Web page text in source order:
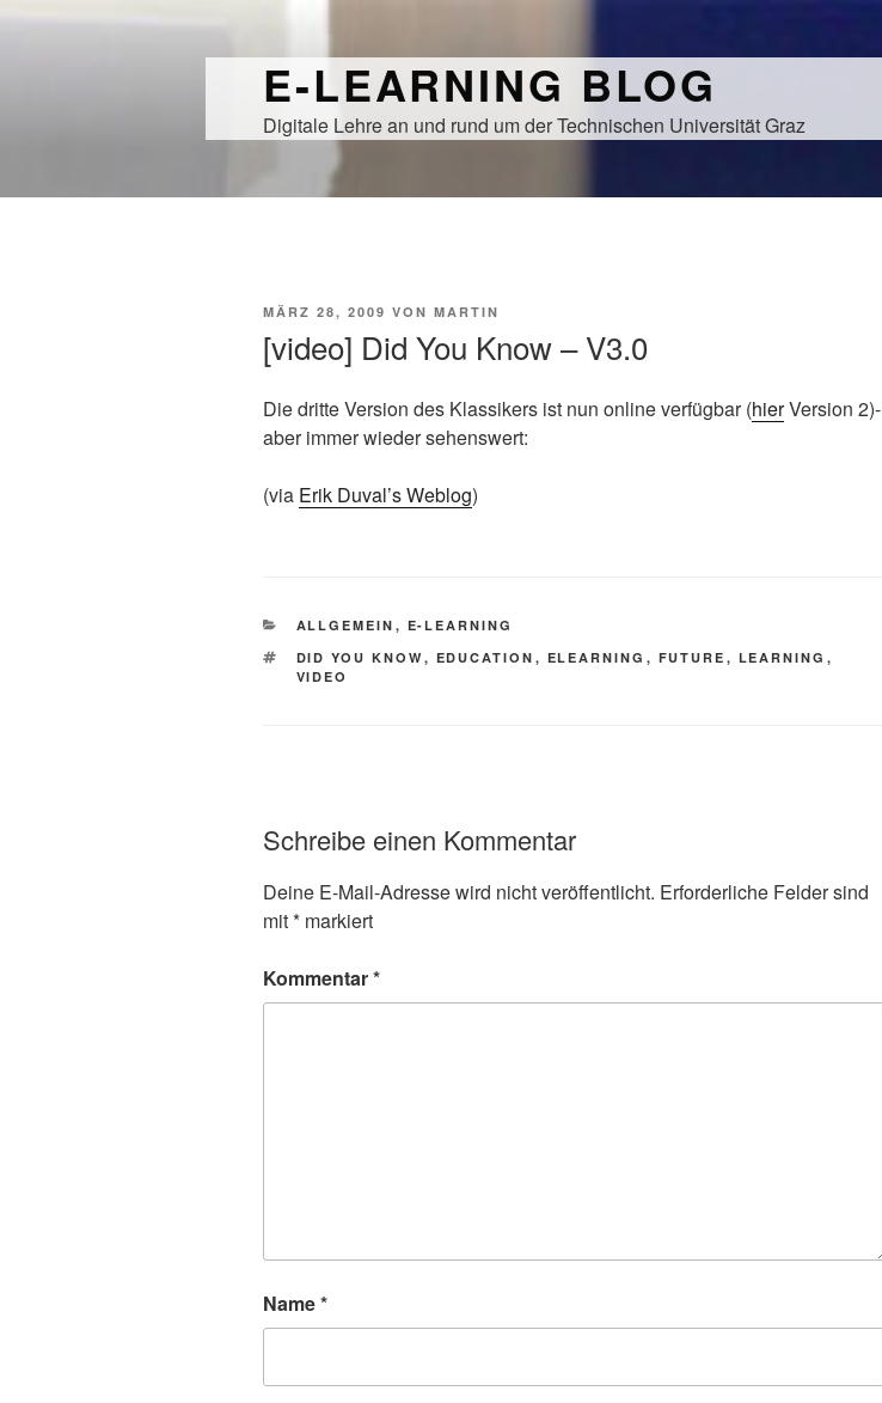
E-LEARNING BLOG
Digitale Lehre an und rund um der Technischen Universität Graz
VERÖFFENTLICHT
MÄRZ 28, 2009 VON MARTIN
[video] Did You Know – V3.0
Die dritte Version des Klassikers ist nun online verfügbar (hierVersion 2)-
aber immer wieder sehenswert:
(via Erik Duval’s Weblog)
KATEGORIEN
ALLGEMEIN , E-LEARNING
SCHLAGWÖRTER
DID YOU KNOW , EDUCATION , ELEARNING , FUTURE , LEARNING ,
VIDEO
Schreibe einen Kommentar
Deine E-Mail-Adresse wird nicht veröffentlicht. Erforderliche Felder sind
mit* markiert
Kommentar*
Name*